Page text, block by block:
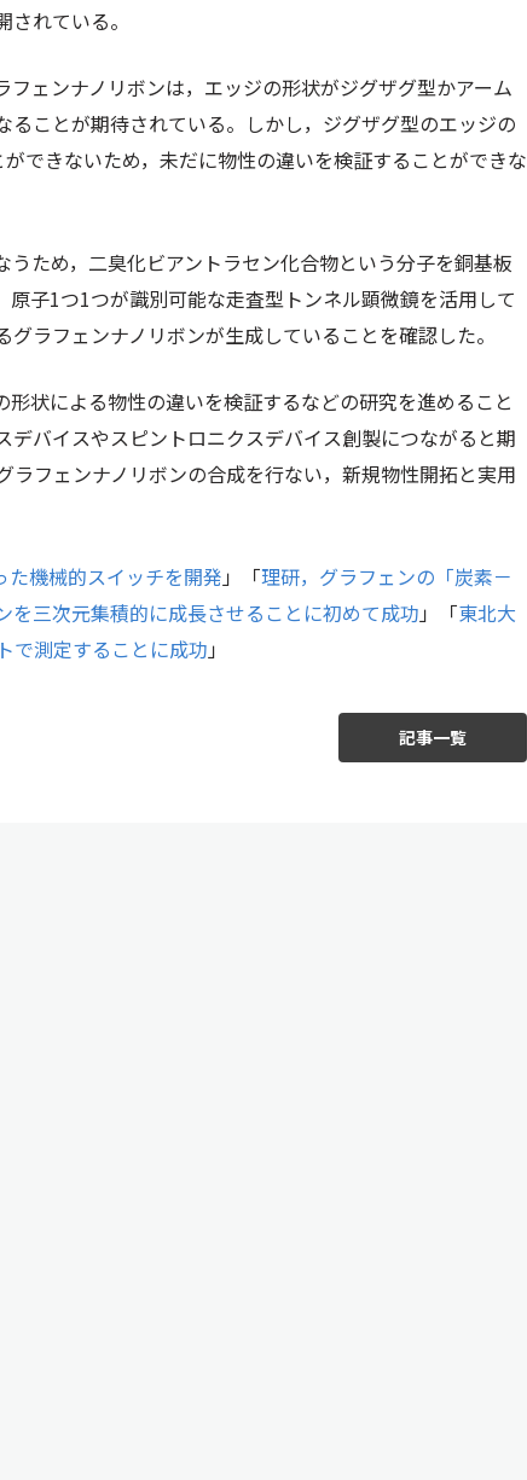
れている。
ェンナノリボンは，エッジの形状がジグザグ型かアーム
ことが期待されている。しかし，ジグザグ型のエッジの
できないため，未だに物性の違いを検証することができな
ため，二臭化ビアントラセン化合物という分子を銅基板
子1つ1つが識別可能な走査型トンネル顕微鏡を活用して
ラフェンナノリボンが生成していることを確認した。
状による物性の違いを検証するなどの研究を進めること
バイスやスピントロニクスデバイス創製につながると期
フェンナノリボンの合成を行ない，新規物性開拓と実用
機械的スイッチを開発」「理研，グラフェンの「炭素－
を三次元集積的に成長させることに初めて成功」「東北大
で測定することに成功」
記事一覧